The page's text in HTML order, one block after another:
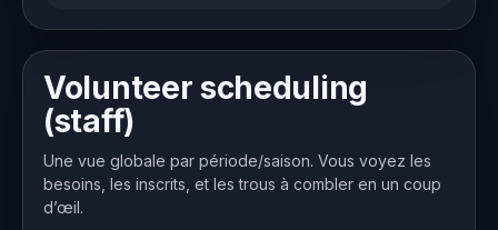
Volunteer scheduling
(staff)
Une vue globale par période/saison. Vous voyez les
besoins, les inscrits, et les trous à combler en un coup
d’œil.